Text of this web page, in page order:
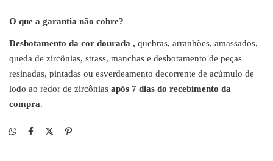
O que a garantia não cobre?
Desbotamento da cor dourada , quebras, arranhões, amassados,
queda de zircônias, strass, manchas e desbotamento de peças
resinadas, pintadas ou esverdeamento decorrente de acúmulo de
lodo ao redor de zircônias após 7 dias do recebimento da
compra.